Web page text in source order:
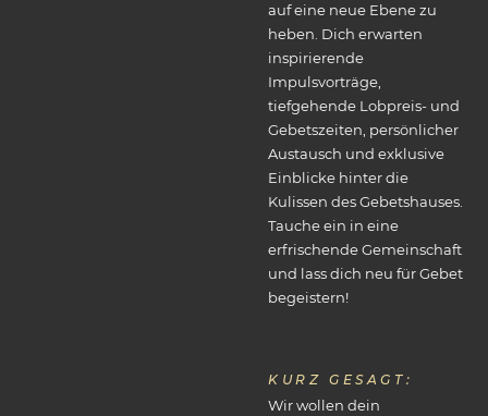
auf eine neue Ebene zu
heben. Dich erwarten
inspirierende
Impulsvorträge,
tiefgehende Lobpreis- und
Gebetszeiten, persönlicher
Austausch und exklusive
Einblicke hinter die
Kulissen des Gebetshauses.
Tauche ein in eine
erfrischende Gemeinschaft
und lass dich neu für Gebet
begeistern!
KURZ GESAGT:
Wir wollen dein